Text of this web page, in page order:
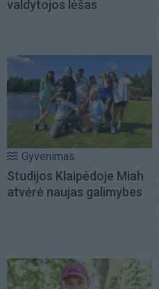
valdytojos lėšas
Gyvenimas
Studijos Klaipėdoje Miah
atvėrė naujas galimybes